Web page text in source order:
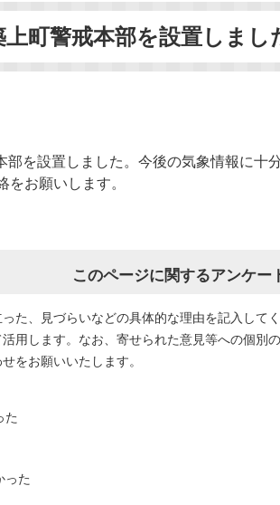
町警戒本部を設置しまし
を設置しました。今後の気象情報に
お願いします。
このページに関するアンケー
た、見づらいなどの具体的な理由を記入してく
用します。なお、寄せられた意見等への個別
をお願いいたします。
た
った